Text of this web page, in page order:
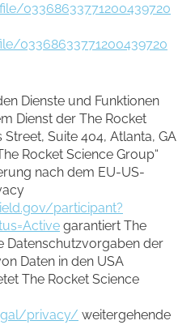
03368633771200439720
03368633771200439720
Dienste und Funktionen
Dienst der The Rocket
Street, Suite 404, Atlanta, GA
Rocket Science Group“
nach dem EU-US-
participant?
garantiert The
Datenschutzvorgaben der
Daten in den USA
The Rocket Science
privacy/ weitergehende